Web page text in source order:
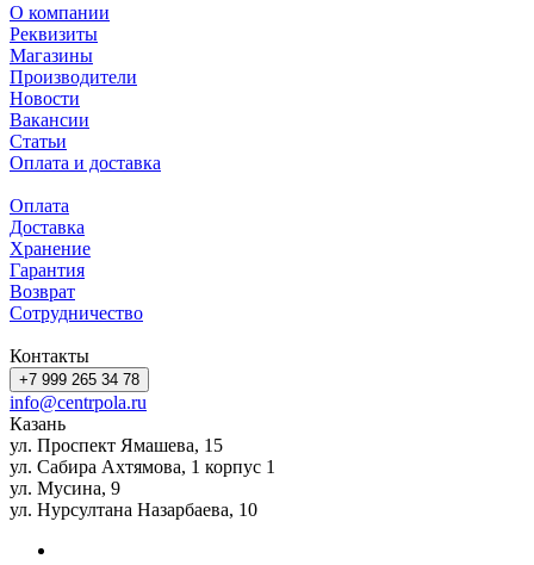
О компании
Реквизиты
Магазины
Производители
Новости
Вакансии
Статьи
Оплата и доставка
Оплата
Доставка
Хранение
Гарантия
Возврат
Сотрудничество
Контакты
+7 999 265 34 78
info@centrpola.ru
Казань
ул. Проспект Ямашева, 15
ул. Сабира Ахтямова, 1 корпус 1
ул. Мусина, 9
ул. Нурсултана Назарбаева, 10